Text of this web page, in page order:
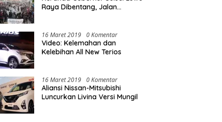
Raya Dibentang, Jalan
16 Maret 2019 0 Komentar
Video: Kelemahan dan
Kelebihan All New Terios
16 Maret 2019 0 Komentar
Aliansi Nissan-Mitsubishi
Luncurkan Livina Versi Mungil